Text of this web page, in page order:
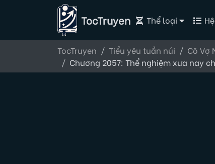
TocTruyen Thể loại
TocTruyen Tiểu yêu tuần núi
Cô Vợ
Chương 2057: Thể nghiệm xưa nay